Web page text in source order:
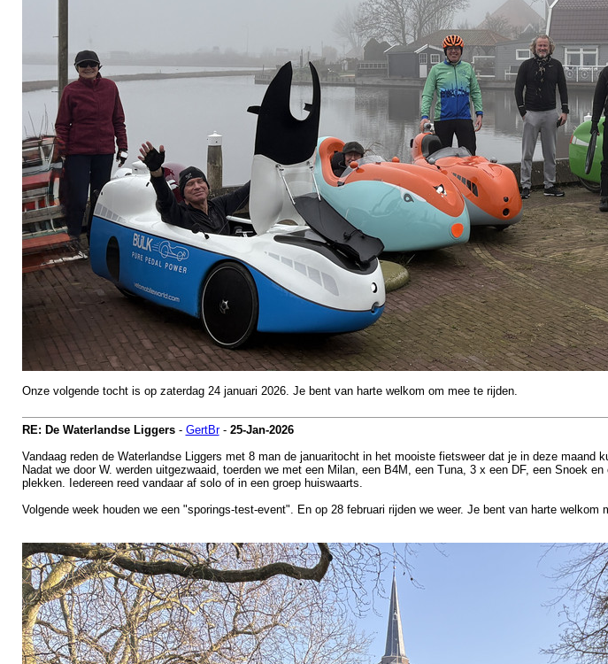
Onze volgende tocht is op zaterdag 24 januari 2026. Je bent van harte welkom om mee te rijden.
RE: De Waterlandse Liggers- GertBr- 25-Jan-2026
Vandaag reden de Waterlandse Liggers met 8 man de januaritocht in het mooiste fietsweer dat je in deze
Nadat we door W. werden uitgezwaaid, toerden we met een Milan, een B4M, een Tuna, 3 x een DF, een Snoek
plekken. Iedereen reed vandaar af solo of in een groep huiswaarts.
Volgende week houden we een "sporings-test-event". En op 28 februari rijden we weer. Je bent van harte welkom